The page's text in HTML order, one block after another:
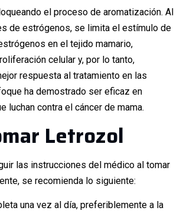
el proceso de aromatización. Al
de estrógenos, se limita el estímulo de
en el tejido mamario,
celular y, por lo tanto,
respuesta al tratamiento en las
ha demostrado ser eficaz en
luchan contra el cáncer de mama.
Letrozol
las instrucciones del médico al tomar
se recomienda lo siguiente:
una vez al día, preferiblemente a la